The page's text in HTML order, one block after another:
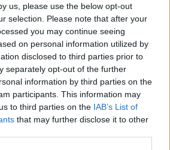
us, please use the below opt-out
selection. Please note that after your
you may continue seeing
on personal information utilized by
disclosed to third parties prior to
separately opt-out of the further
information by third parties on the
participants. This information may
to third parties on the IAB’s List of
that may further disclose it to other